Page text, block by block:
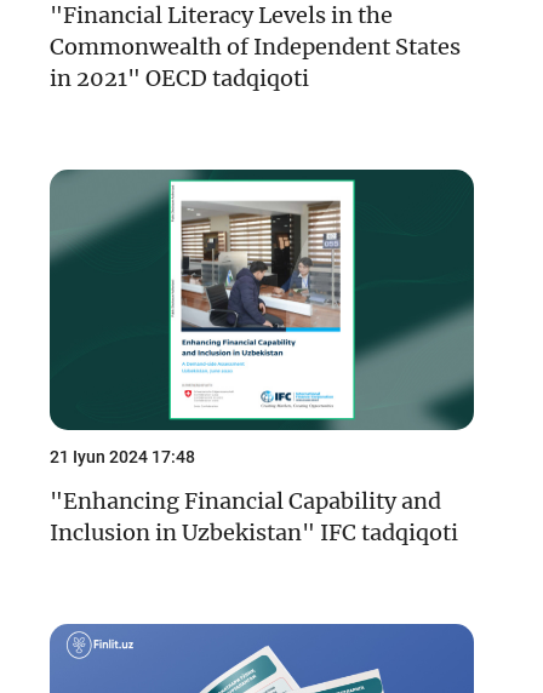
"Financial Literacy Levels in the
Commonwealth of Independent States
in 2021" OECD tadqiqoti
21 Iyun 2024 17:48
"Enhancing Financial Capability and
Inclusion in Uzbekistan" IFC tadqiqoti